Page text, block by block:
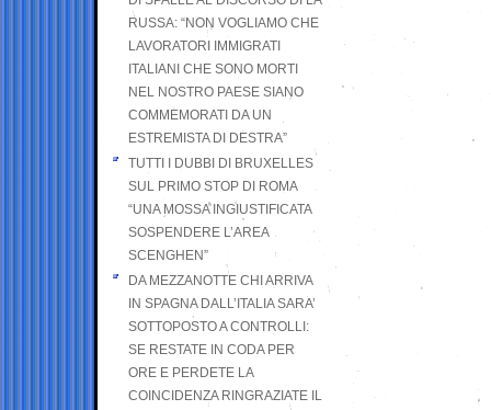
RUSSA: “NON VOGLIAMO CHE
LAVORATORI IMMIGRATI
ITALIANI CHE SONO MORTI
NEL NOSTRO PAESE SIANO
COMMEMORATI DA UN
ESTREMISTA DI DESTRA”
TUTTI I DUBBI DI BRUXELLES
SUL PRIMO STOP DI ROMA
“UNA MOSSA INGIUSTIFICATA
SOSPENDERE L’AREA
SCENGHEN”
DA MEZZANOTTE CHI ARRIVA
IN SPAGNA DALL’ITALIA SARA’
SOTTOPOSTO A CONTROLLI:
SE RESTATE IN CODA PER
ORE E PERDETE LA
COINCIDENZA RINGRAZIATE IL